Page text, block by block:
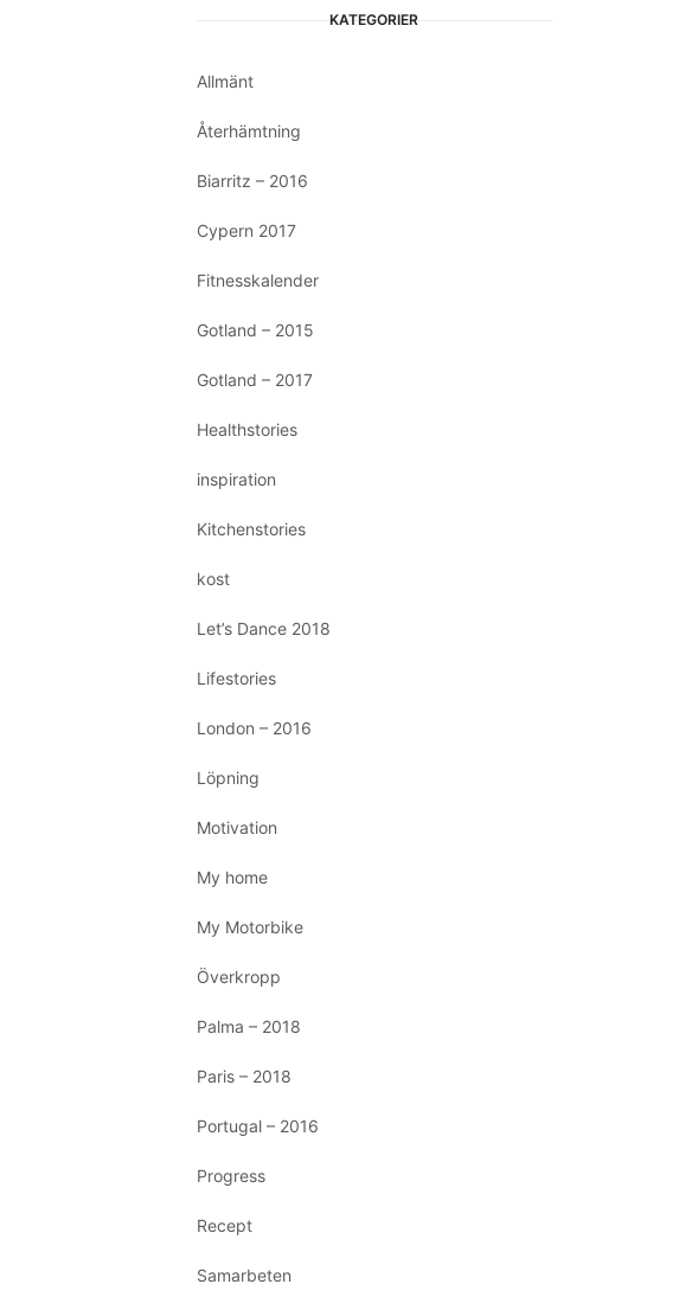
KATEGORIER
Allmänt
Återhämtning
Biarritz – 2016
Cypern 2017
Fitnesskalender
Gotland – 2015
Gotland – 2017
Healthstories
inspiration
Kitchenstories
kost
Let’s Dance 2018
Lifestories
London – 2016
Löpning
Motivation
My home
My Motorbike
Överkropp
Palma – 2018
Paris – 2018
Portugal – 2016
Progress
Recept
Samarbeten